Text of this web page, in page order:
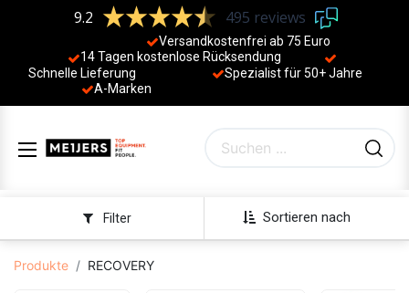
9.2 495 reviews
Versandkostenfrei ab 75 Euro
14 Tagen kostenlose Rücksendung
Schnelle Lieferung
Spezialist für 50+ Jahre
A-Marken
Sortieren nach
Filter
Produkte RECOVERY